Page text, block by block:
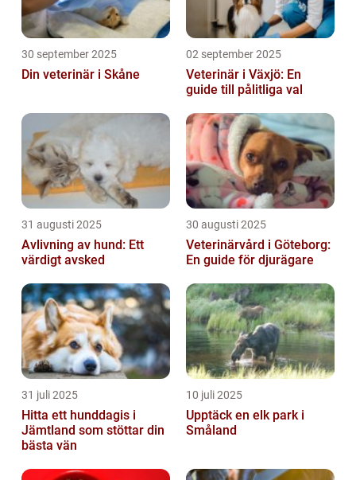
30 september 2025
Din veterinär i Skåne
02 september 2025
Veterinär i Växjö: En
guide till pålitliga val
31 augusti 2025
Avlivning av hund: Ett
värdigt avsked
30 augusti 2025
Veterinärvård i Göteborg:
En guide för djurägare
31 juli 2025
Hitta ett hunddagis i
Jämtland som stöttar din
bästa vän
10 juli 2025
Upptäck en elk park i
Småland